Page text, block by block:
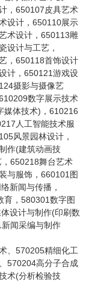
，650107皮具艺术
设计，650110展示
术设计，650113雕
设计与工艺，
，650118首饰设计
计，650121游戏设
摄影与摄像艺
数字展示技术
媒体技术)，610216
人工智能技术服
风景园林设计，
作(建筑动画技
650218舞台艺术
与服饰，660101图
新闻与传播，
育，580301数字图
设计与制作(印刷数
闻采编与制作
、570205精细化工
570204高分子合成
术(分析检验技